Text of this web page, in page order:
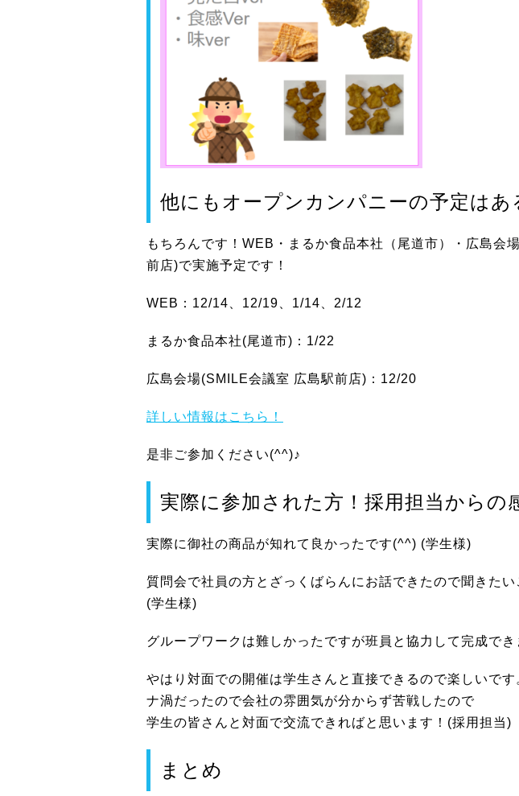
他にもオープンカンパニーの予定はあ
もちろんです！WEB・まるか食品本社（尾道市）・広島会
前店)で実施予定です！
WEB：12/14、12/19、1/14、2/12
まるか食品本社(尾道市)：1/22
広島会場(SMILE会議室 広島駅前店)：12/20
詳しい情報はこちら！
是非ご参加ください(^^)♪
実際に参加された方！採用担当からの
実際に御社の商品が知れて良かったです(^^) (学生様)
質問会で社員の方とざっくばらんにお話できたので聞きたい
(学生様)
グループワークは難しかったですが班員と協力して完成で
やはり対面での開催は学生さんと直接できるので楽しいです
ナ渦だったので会社の雰囲気が分からず苦戦したので
学生の皆さんと対面で交流できればと思います！(採用担当)
まとめ